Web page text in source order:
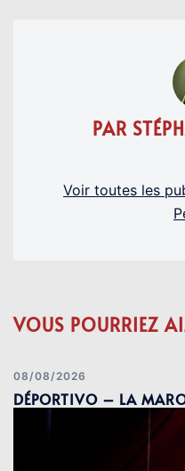
PAR
Voir toutes les
VOUS POURRIEZ
08/08/2026
DÉPORTIVO – LA